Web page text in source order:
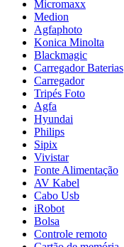
Micromaxx
Medion
Agfaphoto
Konica Minolta
Blackmagic
Carregador Baterias
Carregador
Tripés Foto
Agfa
Hyundai
Philips
Sipix
Vivistar
Fonte Alimentação
AV Kabel
Cabo Usb
iRobot
Bolsa
Controle remoto